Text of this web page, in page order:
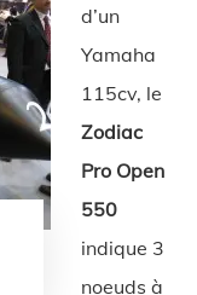
d’un
Yamaha
115cv, le
Zodiac
Pro Open
550
indique 3
noeuds à